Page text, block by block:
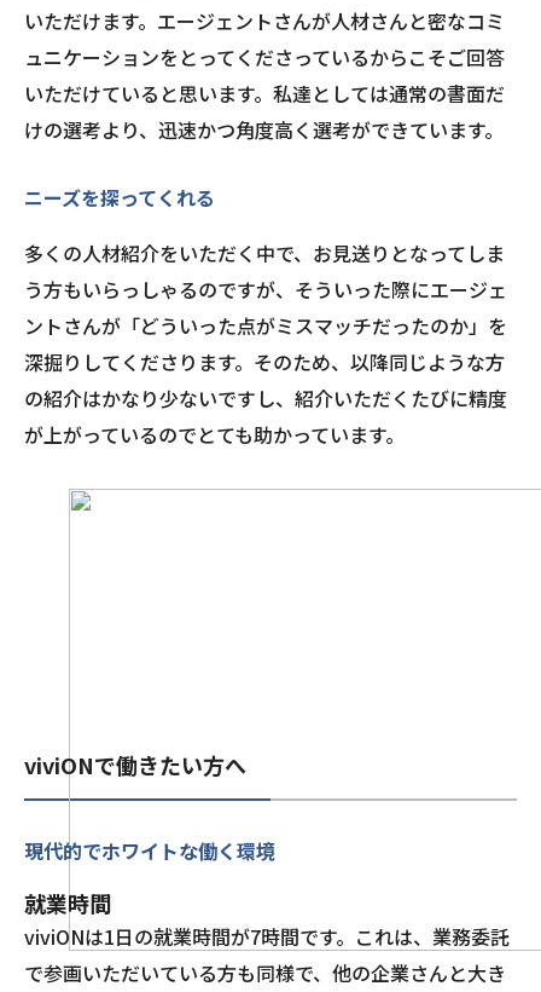
いただけます。エージェントさんが人材さんと密なコミ
ュニケーションをとってくださっているからこそご回答
いただけていると思います。私達としては通常の書面だ
けの選考より、迅速かつ角度高く選考ができています。
ニーズを探ってくれる
多くの人材紹介をいただく中で、お見送りとなってしま
う方もいらっしゃるのですが、そういった際にエージェ
ントさんが「どういった点がミスマッチだったのか」を
深掘りしてくださります。そのため、以降同じような方
の紹介はかなり少ないですし、紹介いただくたびに精度
が上がっているのでとても助かっています。
viviONで働きたい方へ
現代的でホワイトな働く環境
就業時間
viviONは1日の就業時間が7時間です。これは、業務委託
で参画いただいている方も同様で、他の企業さんと大き